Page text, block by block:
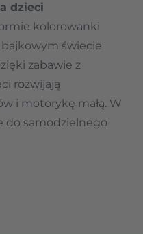
dzieci
kolorowanki
świecie
zabawie z
rozwijają
i motorykę małą. W
do samodzielnego